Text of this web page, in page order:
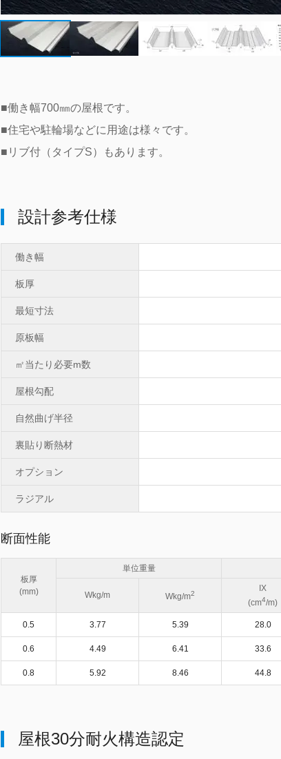
■働き幅700㎜の屋根です。
■住宅や駐輪場などに用途は様々です。
■リブ付（タイプS）もあります。
設計参考仕様
働き幅
板厚
最短寸法
原板幅
㎡当たり必要m数
屋根勾配
自然曲げ半径
裏貼り断熱材
オプション
ラジアル
断面性能
板厚
(mm)
単位重量
Wkg/m Wkg/m2
IX
(cm4/m)
0.5 3.77 5.39 28.0
0.6 4.49 6.41 33.6
0.8 5.92 8.46 44.8
屋根30分耐火構造認定